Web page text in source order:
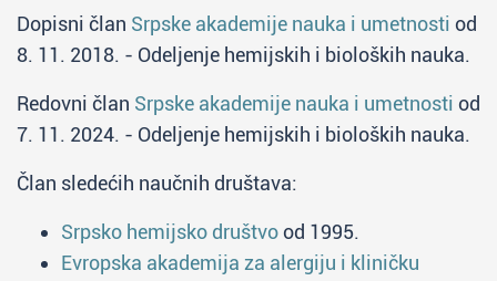
Dopisni član Srpske akademije nauka i umetnosti od
8. 11. 2018. - Odeljenje hemijskih i bioloških nauka.
Redovni član Srpske akademije nauka i umetnosti od
7. 11. 2024. - Odeljenje hemijskih i bioloških nauka.
Član sledećih naučnih društava:
Srpsko hemijsko društvood 1995.
Evropska akademija za alergiju i kliničku